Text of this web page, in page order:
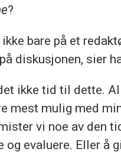
?
bare på et
diskusjonen, sier
ikke tid til dette.
mest mulig med
vi noe av den
og evaluere. Eller å